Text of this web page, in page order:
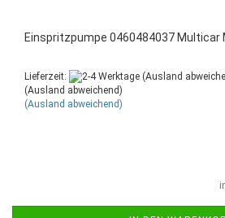
Einspritzpumpe 0460484037 Multicar
Lieferzeit:
(Ausland abweichend)
(Ausland abweichend)